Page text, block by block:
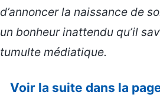
d’annoncer la naissance de
un bonheur inattendu qu’il
tumulte médiatique.
Voir la suite dans la